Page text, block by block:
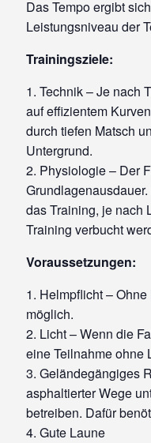
Das Tempo ergibt
Leistungsniveau der
Trainingsziele:
1. Technik – Je nach
auf effizientem
durch tiefen Matsch
Untergrund.
2. Physiologie – Der
das Training, je nach
Training verbucht
Voraussetzungen:
1. Helmpflicht –
möglich.
2. Licht – Wenn die
eine Teilnahme ohne
3. Geländegängiges
asphaltierter Wege
betreiben. Dafür
4. Gute Laune